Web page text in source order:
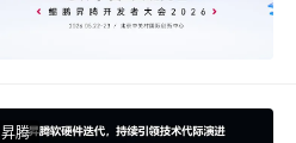
昇腾